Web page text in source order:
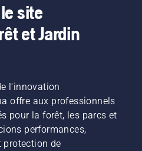
site
et Jardin
l'innovation
offre aux professionnels
pour la forêt, les parcs et
performances,
protection de